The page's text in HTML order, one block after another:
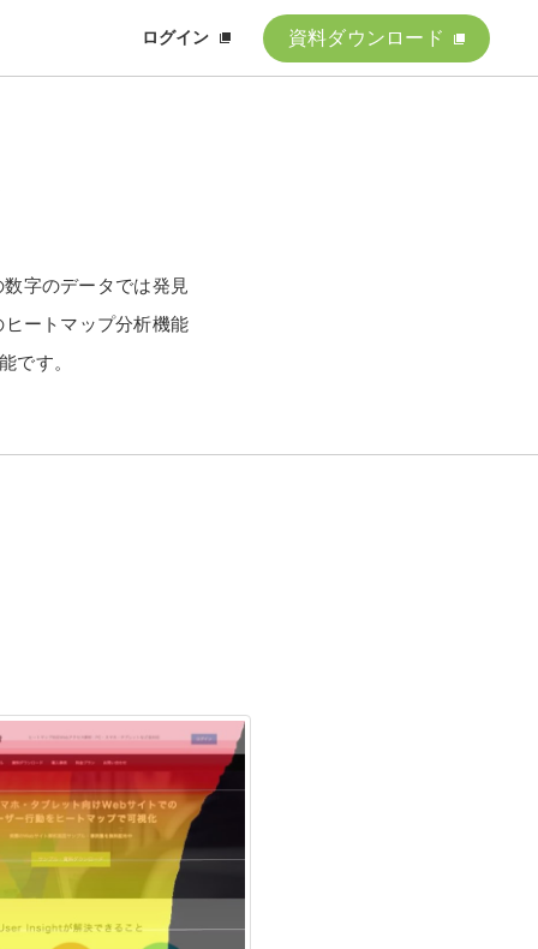
ログイン 資料ダウンロード
字のデータでは発見
ートマップ分析機能
です。